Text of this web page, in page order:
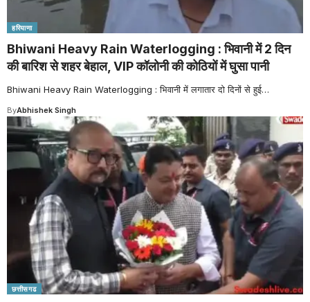
हरियाणा
Bhiwani Heavy Rain Waterlogging : भिवानी में 2 दिन
की बारिश से शहर बेहाल, VIP कॉलोनी की कोठियों में घुसा पानी
Bhiwani Heavy Rain Waterlogging : भिवानी में लगातार दो दिनों से हुई…
ByAbhishek Singh
छत्तीसगढ